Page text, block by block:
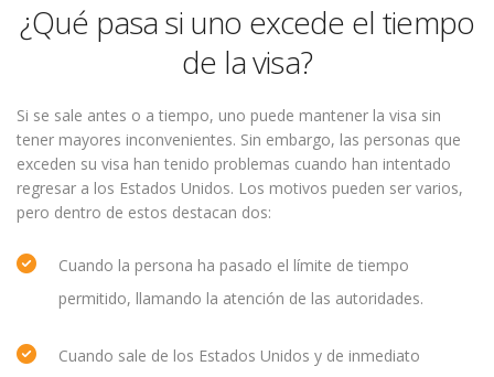
¿Qué pasa si uno excede el tiempo
de la visa?
Si se sale antes o a tiempo, uno puede mantener la visa sin
tener mayores inconvenientes. Sin embargo, las personas que
exceden su visa han tenido problemas cuando han intentado
regresar a los Estados Unidos. Los motivos pueden ser varios,
pero dentro de estos destacan dos:
Cuando la persona ha pasado el límite de tiempo
permitido, llamando la atención de las autoridades.
Cuando sale de los Estados Unidos y de inmediato